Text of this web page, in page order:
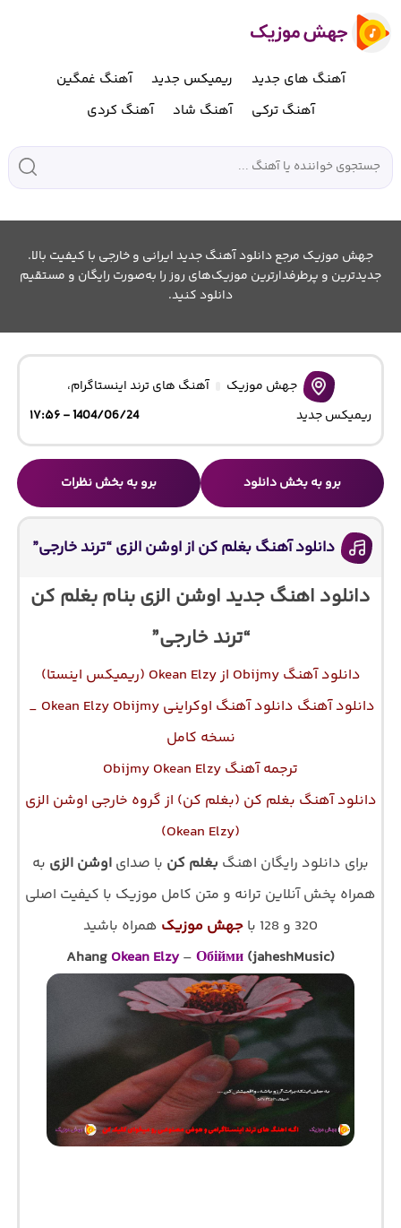
آهنگ های جدید ریمیکس جدید
آهنگ غمگین
آهنگ ترکی
آهنگ شاد آهنگ کردی
جهش موزیک مرجع دانلود آهنگ جدید ایرانی و خارجی با کیفیت بالا.
جدیدترین و پرطرفدارترین موزیک‌های روز را به‌صورت رایگان و مستقیم
دانلود کنید.
جهش موزیک آهنگ های ترند اینستاگرام،
ریمیکس جدید
1404/06/24 - ۱۷:۵۶
برو به بخش دانلود برو به بخش نظرات
دانلود آهنگ بغلم کن از اوشن الزی “ترند خارجی”
دانلود اهنگ جدید اوشن الزی بنام بغلم کن
“ترند خارجی”
دانلود آهنگ Obijmy از Okean Elzy (ریمیکس اینستا)
دانلود آهنگ دانلود آهنگ اوکراینی Okean Elzy Obijmy _
نسخه کامل
ترجمه آهنگ Obijmy Okean Elzy
دانلود آهنگ بغلم کن (بغلم کن) از گروه خارجی اوشن الزی
(Okean Elzy)
برای دانلود رایگان اهنگ بغلم کن با صدای اوشن الزی به
همراه پخش آنلاین ترانه و متن کامل موزیک با کیفیت اصلی
320 و 128 با
جهش موزیک همراه باشید
Ahang Okean Elzy– Обійми (jaheshMusic)